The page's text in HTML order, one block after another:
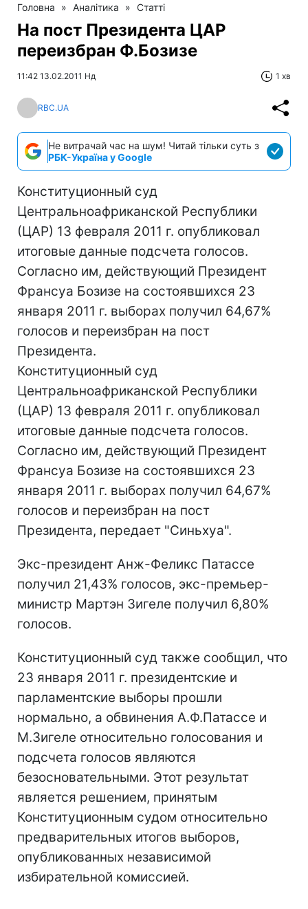
Головна » Аналітика » Статті
На пост Президента ЦАР
переизбран Ф.Бозизе
11:42 13.02.2011 Нд 1 хв
RBC.UA
Не витрачай час на шум! Читай тільки суть з
РБК-Україна у Google
Конституционный суд
Центральноафриканской Республики
(ЦАР) 13 февраля 2011 г. опубликовал
итоговые данные подсчета голосов.
Согласно им, действующий Президент
Франсуа Бозизе на состоявшихся 23
января 2011 г. выборах получил 64,67%
голосов и переизбран на пост
Президента.
Конституционный суд
Центральноафриканской Республики
(ЦАР) 13 февраля 2011 г. опубликовал
итоговые данные подсчета голосов.
Согласно им, действующий Президент
Франсуа Бозизе на состоявшихся 23
января 2011 г. выборах получил 64,67%
голосов и переизбран на пост
Президента, передает "Синьхуа".
Экс-президент Анж-Феликс Патассе
получил 21,43% голосов, экс-премьер-
министр Мартэн Зигеле получил 6,80%
голосов.
Конституционный суд также сообщил, что
23 января 2011 г. президентские и
парламентские выборы прошли
нормально, а обвинения А.Ф.Патассе и
М.Зигеле относительно голосования и
подсчета голосов являются
безосновательными. Этот результат
является решением, принятым
Конституционным судом относительно
предварительных итогов выборов,
опубликованных независимой
избирательной комиссией.